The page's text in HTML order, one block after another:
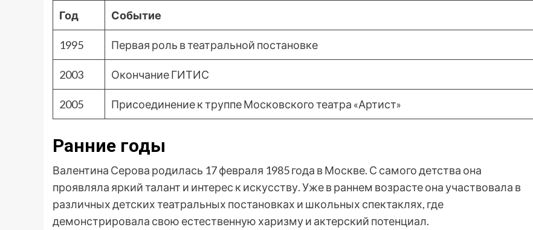
Год Событие
1995 Первая роль в театральной постановке
2003 Окончание ГИТИС
2005 Присоединение к труппе Московского театра «Артист»
Ранние годы
Валентина Серова родилась 17 февраля 1985 года в Москве. С самого детства она
проявляла яркий талант и интерес к искусству. Уже в раннем возрасте она участвовала в
различных детских театральных постановках и школьных спектаклях, где
демонстрировала свою естественную харизму и актерский потенциал.